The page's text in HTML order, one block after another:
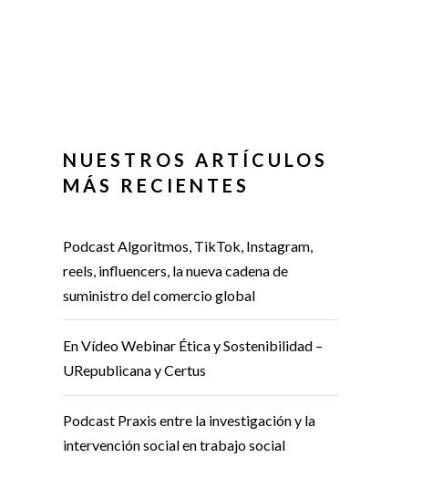
NUESTROS ARTÍCULOS
MÁS RECIENTES
Podcast Algoritmos, TikTok, Instagram,
reels, influencers, la nueva cadena de
suministro del comercio global
En Vídeo Webinar Ética y Sostenibilidad –
URepublicana y Certus
Podcast Praxis entre la investigación y la
intervención social en trabajo social